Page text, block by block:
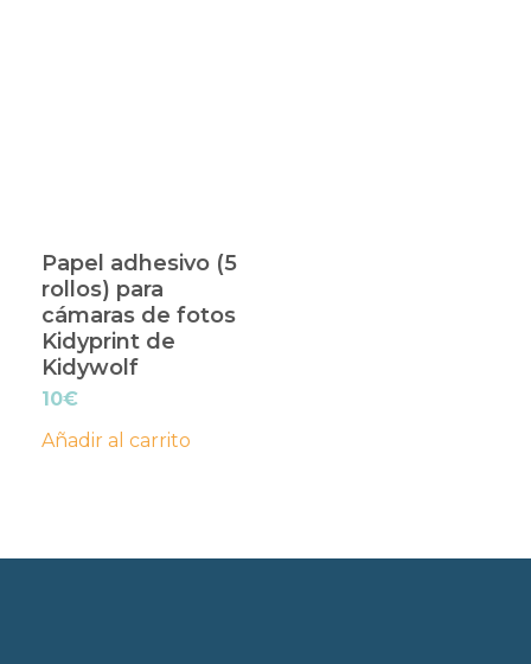
Papel adhesivo (5
rollos) para
cámaras de fotos
Kidyprint de
Kidywolf
10€
Añadir al carrito